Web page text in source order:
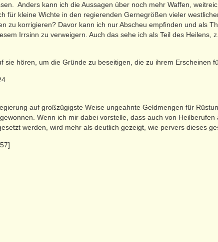
Anders kann ich die Aussagen über noch mehr Waffen,
für kleine Wichte in den regierenden Gernegrößen vieler
zu korrigieren? Davor kann ich nur Abscheu empfinden und als
Irrsinn zu verweigern. Auch das sehe ich als Teil des Heilens,
sie hören, um die Gründe zu beseitigen, die zu ihrem Erscheinen
auf großzügigste Weise ungeahnte Geldmengen für
Wenn ich mir dabei vorstelle, dass auch von
werden, wird mehr als deutlich gezeigt, wie pervers dieses